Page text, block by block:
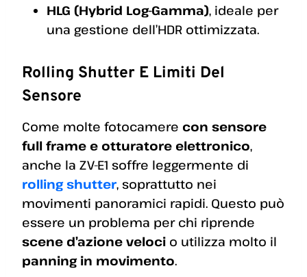
HLG (Hybrid Log-Gamma), ideale per
una gestione dell’HDR ottimizzata.
Rolling Shutter E Limiti Del
Sensore
Come molte fotocamere con sensore
full frame e otturatore elettronico,
anche la ZV-E1 soffre leggermente di
rolling shutter, soprattutto nei
movimenti panoramici rapidi. Questo può
essere un problema per chi riprende
scene d’azione veloci o utilizza molto il
panning in movimento.